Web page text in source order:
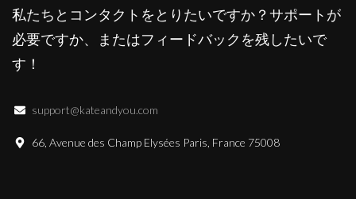
私たちとコンタクトをとりたいですか？サポートが
必要ですか、またはフィードバックを残したいで
す！
support@kateandyou.com
66, Avenue des Champ Elysées Paris, France 75008